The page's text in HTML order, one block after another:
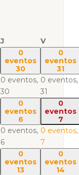
J
V
0
eventos
30
0 eventos,
30
0
eventos
31
0 eventos,
31
0
eventos
6
0 eventos,
6
0
eventos
7
0 eventos,
7
0
eventos
13
0
eventos
14